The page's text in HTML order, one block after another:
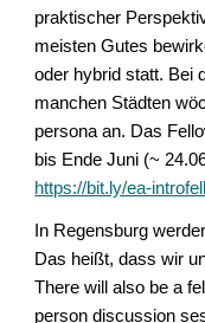
praktischer
meisten Gutes
oder hybrid statt. Bei
manchen Städten
persona an. Das
bis Ende Juni (~
https://bit.ly/ea-
In Regensburg
Das heißt, dass wir
There will also be a
person discussion